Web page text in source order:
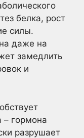
белка, рост
силы.
даже на
замедлить
и
– гормона
разрушает